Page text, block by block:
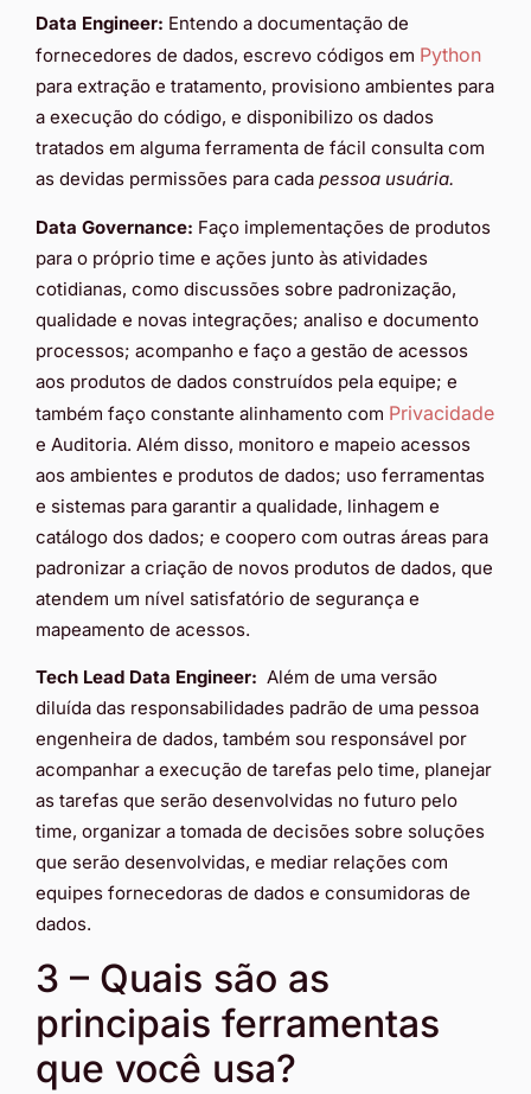
Data Engineer: Entendo a documentação de
fornecedores de dados, escrevo códigos em Python
para extração e tratamento, provisiono ambientes para
a execução do código, e disponibilizo os dados
tratados em alguma ferramenta de fácil consulta com
as devidas permissões para cada pessoa usuária.
Data Governance: Faço implementações de produtos
para o próprio time e ações junto às atividades
cotidianas, como discussões sobre padronização,
qualidade e novas integrações; analiso e documento
processos; acompanho e faço a gestão de acessos
aos produtos de dados construídos pela equipe; e
também faço constante alinhamento com Privacidade
e Auditoria. Além disso, monitoro e mapeio acessos
aos ambientes e produtos de dados; uso ferramentas
e sistemas para garantir a qualidade, linhagem e
catálogo dos dados; e coopero com outras áreas para
padronizar a criação de novos produtos de dados, que
atendem um nível satisfatório de segurança e
mapeamento de acessos.
Tech Lead Data Engineer: Além de uma versão
diluída das responsabilidades padrão de uma pessoa
engenheira de dados, também sou responsável por
acompanhar a execução de tarefas pelo time, planejar
as tarefas que serão desenvolvidas no futuro pelo
time, organizar a tomada de decisões sobre soluções
que serão desenvolvidas, e mediar relações com
equipes fornecedoras de dados e consumidoras de
dados.
3 – Quais são as
principais ferramentas
que você usa?